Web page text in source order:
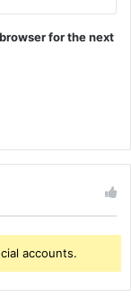
for the next
accounts.